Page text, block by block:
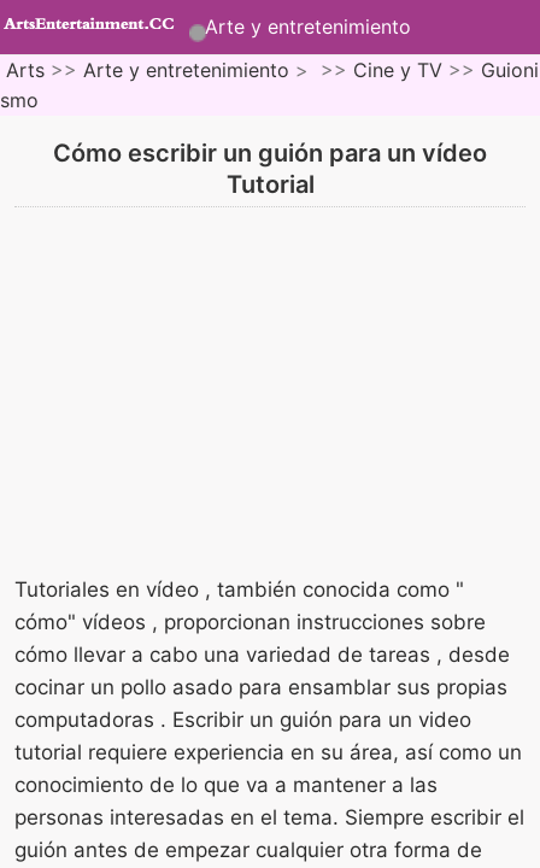
Arte y entretenimiento
Arts >> Arte y entretenimiento > >> Cine y TV >> Guioni
smo
Cómo escribir un guión para un vídeo
Tutorial
Tutoriales en vídeo , también conocida como "
cómo" vídeos , proporcionan instrucciones sobre
cómo llevar a cabo una variedad de tareas , desde
cocinar un pollo asado para ensamblar sus propias
computadoras . Escribir un guión para un video
tutorial requiere experiencia en su área, así como un
conocimiento de lo que va a mantener a las
personas interesadas en el tema. Siempre escribir el
guión antes de empezar cualquier otra forma de